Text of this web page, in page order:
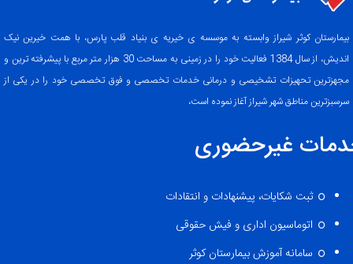
بیمارستان کوثر شیراز وابسته به موسسه ی خیریه ی بنیاد قلب پارس، با همت خیرین نیک
اندیش، از سال 1384 فعالیت خود را در زمینی به مساحت 30 هزار متر مربع با پیشرفته ترین و
مجهزترین تحهیزات تشخیصی و درمانی خدمات تخصصی و فوق تخصصی خود را در یکی از
سرسبزترین مناطق شهر شیراز آغاز نموده است،
غیرحضوری
ثبت شکایات، پیشنهادات و انتقادات
اتوماسیون اداری و فیش حقوقی
سامانه آموزش بیمارستان کوثر